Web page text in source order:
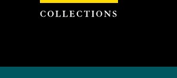
Cookies management panel